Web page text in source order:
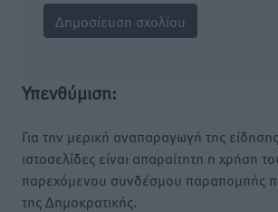
Υπενθύμιση:
Για την μερική αναπαραγωγή της
ιστοσελίδες είναι απαραίτητη η χρήση
παρεχόμενου συνδέσμου παραπομπής
της Δημοκρατικής.